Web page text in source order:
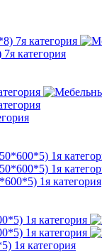
категория
1я категория
1я категория